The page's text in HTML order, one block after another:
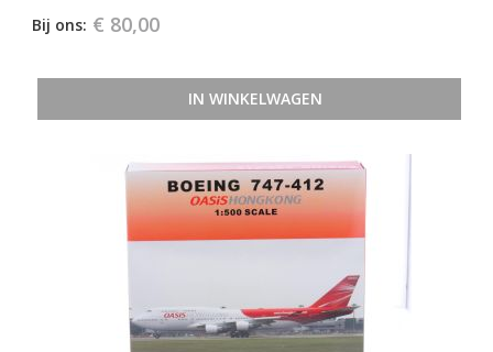
Bij ons: € 80,00
IN WINKELWAGEN